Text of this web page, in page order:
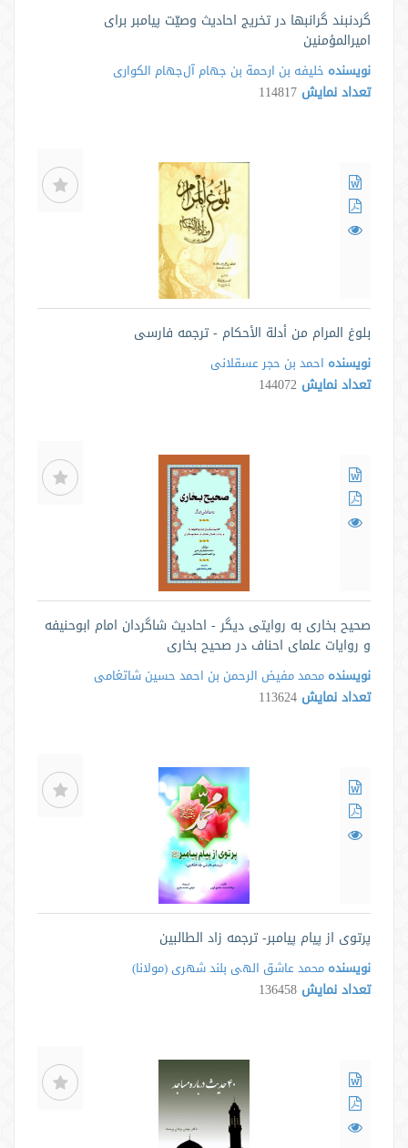
گردنبند گرانبها در تخریج احادیث وصیّت پیامبر برای
امیرالمؤمنین
نویسنده خلیفه بن ارحمة بن جهام آل‌جهام الکواری
تعداد نمایش 114817
بلوغ المرام من أدلة الأحکام - ترجمه فارسی
نویسنده احمد بن حجر عسقلانی
تعداد نمایش 144072
صحیح بخاری به روایتی دیگر - احادیث شاگردان امام ابوحنيفه
و روایات علمای احناف در صحیح بخاری
نویسنده محمد مفیض الرحمن بن احمد حسین شاتغامی
تعداد نمایش 113624
پرتوی از پیام پیامبر- ترجمه زاد الطالبین
نویسنده محمد عاشق الهى بلند شهرى ‌(مولانا)
تعداد نمایش 136458